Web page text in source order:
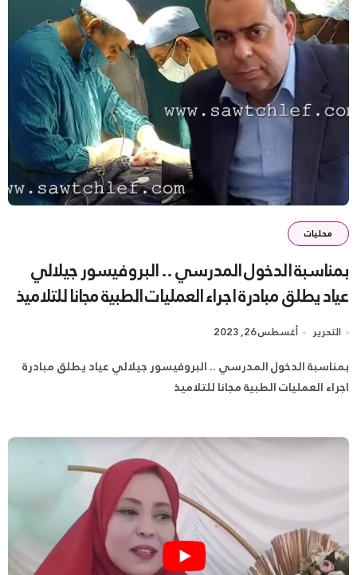
محليات
بمناسبة الدخول المدرسي .. البروفيسور جيلالي
عياد يطلق مبادرة اجراء العمليات الطبية مجانا للتلاميذ
التحرير أغسطس 26, 2023
بمناسبة الدخول المدرسي .. البروفيسور جيلالي عياد يطلق مبادرة
اجراء العمليات الطبية مجانا للتلاميذ